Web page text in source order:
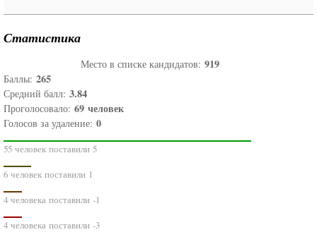
Статистика
Место в списке кандидатов: 919
Баллы: 265
Средний балл: 3.84
Проголосовало: 69 человек
Голосов за удаление: 0
55 человек поставили 5
6 человек поставили 1
4 человека поставили -1
4 человека поставили -3